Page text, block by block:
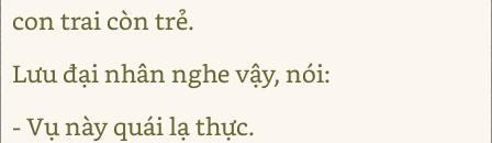
con trai còn trẻ.
Lưu đại nhân nghe vậy, nói:
- Vụ này quái lạ thực.